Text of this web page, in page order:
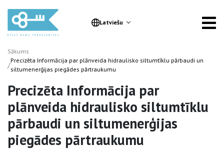
Latviešu
Sākums
/Precizēta Informācija par plānveida hidraulisko siltumtīklu pārbaudi un
siltumenerģijas piegādes pārtraukumu
Precizēta Informācija par
plānveida hidraulisko siltumtīklu
pārbaudi un siltumenerģijas
piegādes pārtraukumu